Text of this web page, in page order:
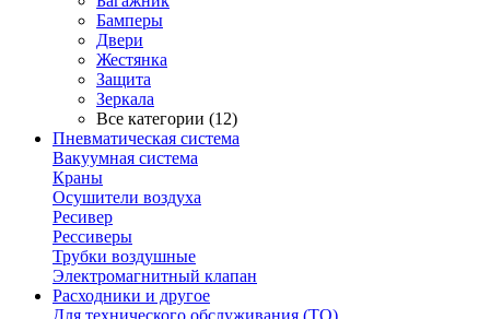
Бамперы
Двери
Жестянка
Защита
Зеркала
Все категории (12)
Пневматическая система
Вакуумная система
Краны
Осушители воздуха
Ресивер
Рессиверы
Трубки воздушные
Электромагнитный клапан
Расходники и другое
Для технического обслуживания (ТО)